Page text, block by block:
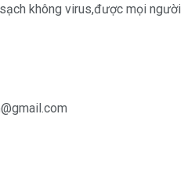
không virus,được mọi người